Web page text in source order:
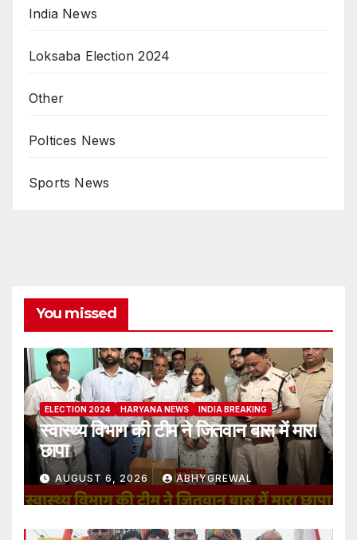
India News
Loksaba Election 2024
Other
Poltices News
Sports News
You missed
ELECTION 2024 HARYANA NEWS INDIA BREAKING
स्वास्थ्य विभाग की टीम ने जितवान बास में मारा
छापा
AUGUST 6, 2026 ABHYGREWAL